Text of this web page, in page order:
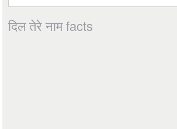
दिल तेरे नाम facts